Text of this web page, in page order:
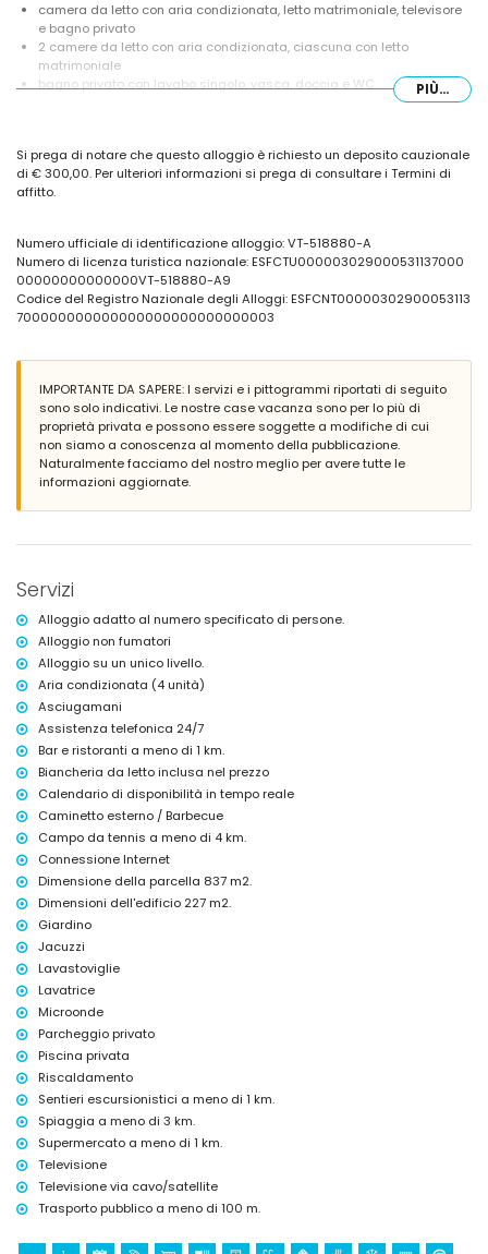
camera da letto con aria condizionata, letto matrimoniale, televisore
e bagno privato
2 camere da letto con aria condizionata, ciascuna con letto
matrimoniale
bagno privato con lavabo singolo, vasca, doccia e WC
terreno recintato
piscina privata di 8m x 4m
splendido giardino con prato, ghiaia, alberi e arredi da giardino con
barbecue
doccia esterna
area soggiorno esterna e area pranzo esterna
2 posti auto privati e recintati
Ulteriori informazioni
aeroporto più vicino: El Altet (Alicante) (a meno di 100 chilometri dalla
villa)
secondo aeroporto più vicino: Manises (Valencia) (> 100 chilometri)
mezzi pubblici nelle vicinanze: autobus a meno di 100 metri
divieto di fumare
animali domestici non ammessi
ferro da stiro e asse da stiro
biancheria da letto e asciugamani
servizio di emergenza 24 ore su 24
jacuzzi esterna
Servizi e attrezzature a pagamento extra
riscaldamento centrale e aria condizionata
lettino per bambini (su richiesta)
Intrattenimento e attività ricreative per le vostre vacanze a
Calpe, Costa Blanca
passeggiata (a meno di 1000 metri dalla casa)
Sport
escursionismo (a meno di 1000 metri dalla villa)
golf (a meno di 10 chilometri dalla villa)
PIÙ...
Si prega di notare che questo alloggio è richiesto un deposito cauzionale
di € 300,00. Per ulteriori informazioni si prega di consultare i Termini di
affitto.
Numero ufficiale di identificazione alloggio: VT-518880-A
Numero di licenza turistica nazionale: ESFCTU000003029000531137000
00000000000000VT-518880-A9
Codice del Registro Nazionale degli Alloggi: ESFCNT00000302900053113
700000000000000000000000000003
IMPORTANTE DA SAPERE: I servizi e i pittogrammi riportati di seguito
sono solo indicativi. Le nostre case vacanza sono per lo più di
proprietà privata e possono essere soggette a modifiche di cui
non siamo a conoscenza al momento della pubblicazione.
Naturalmente facciamo del nostro meglio per avere tutte le
informazioni aggiornate.
Servizi
Alloggio adatto al numero specificato di persone.
Alloggio non fumatori
Alloggio su un unico livello.
Aria condizionata (4 unità)
Asciugamani
Assistenza telefonica 24/7
Bar e ristoranti a meno di 1 km.
Biancheria da letto inclusa nel prezzo
Calendario di disponibilità in tempo reale
Caminetto esterno / Barbecue
Campo da tennis a meno di 4 km.
Connessione Internet
Dimensione della parcella 837 m2.
Dimensioni dell'edificio 227 m2.
Giardino
Jacuzzi
Lavastoviglie
Lavatrice
Microonde
Parcheggio privato
Piscina privata
Riscaldamento
Sentieri escursionistici a meno di 1 km.
Spiaggia a meno di 3 km.
Supermercato a meno di 1 km.
Televisione
Televisione via cavo/satellite
Trasporto pubblico a meno di 100 m.